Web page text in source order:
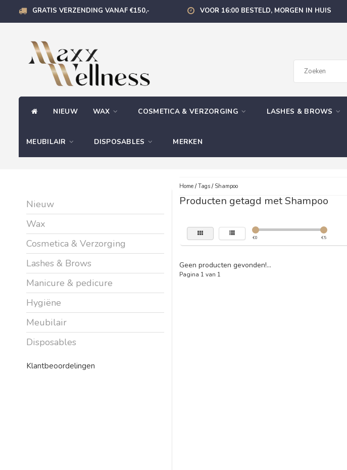
GRATIS VERZENDING VANAF €150,- VOOR 16:00 BESTELD, MORGEN IN HUIS
NIEUW WAX COSMETICA & VERZORGING LASHES & BROWS
MEUBILAIR DISPOSABLES MERKEN
Nieuw
Wax
Cosmetica & Verzorging
Lashes & Brows
Manicure & pedicure
Hygiëne
Meubilair
Disposables
Klantbeoordelingen
Home/Tags/ Shampoo
Producten getagd met Shampoo
€0 €5
Geen producten gevonden!...
Pagina 1 van 1